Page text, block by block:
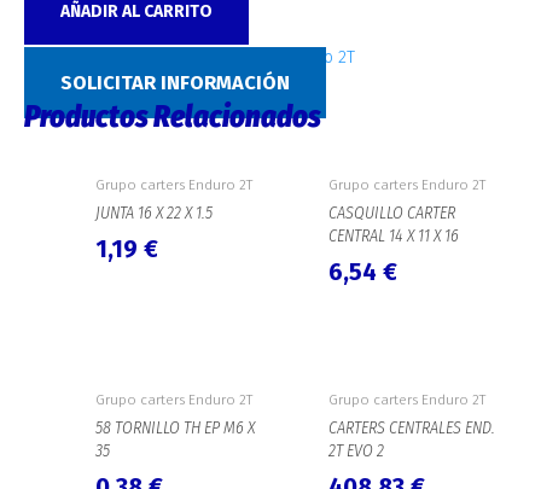
AÑADIR AL CARRITO
Grupo carters Enduro 2T
SOLICITAR INFORMACIÓN
Productos Relacionados
Grupo carters Enduro 2T
JUNTA 16 X 22 X 1.5
1,19 €
Grupo carters Enduro 2T
CASQUILLO CARTER
CENTRAL 14 X 11 X 16
6,54 €
Grupo carters Enduro 2T
58 TORNILLO TH EP M6 X
35
Grupo carters Enduro 2T
CARTERS CENTRALES END.
2T EVO 2